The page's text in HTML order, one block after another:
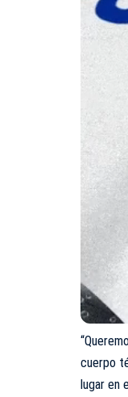
cuerpo
lugar en